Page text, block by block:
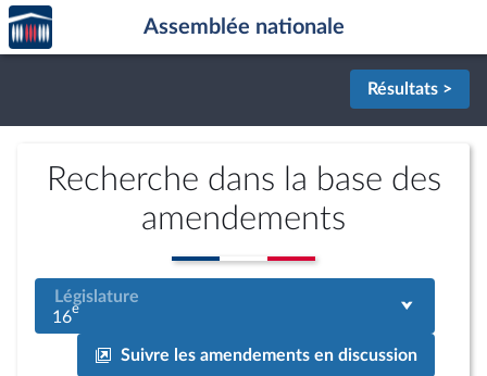
Aller au contenu
Aller en bas de la page
Accèder
à la
page
Assemblée nationale
Résultats >
Recherche dans la base des
amendements
Législature
16e
Suivre les amendements en discussion